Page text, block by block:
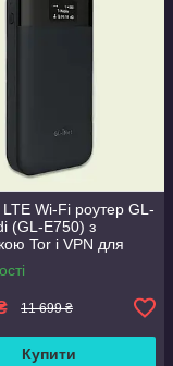
Wi-Fi роутер GL-
(GL-E750) з
Tor і VPN для
інтернету
11 699 ₴
Купити